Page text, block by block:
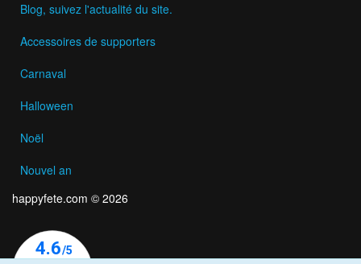
Blog, suivez l'actualité du site.
Accessoires de supporters
Carnaval
Halloween
Noël
Nouvel an
happyfete.com © 2026